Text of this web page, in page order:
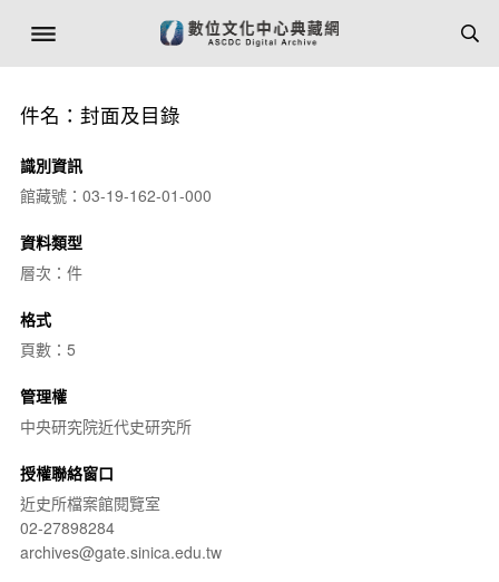
件名：封面及目錄
識別資訊
館藏號：03-19-162-01-000
資料類型
層次：件
格式
頁數：5
管理權
中央研究院近代史研究所
授權聯絡窗口
近史所檔案館閱覽室
02-27898284
archives@gate.sinica.edu.tw